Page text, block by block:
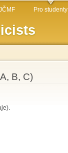
Pro studenty
B, C)